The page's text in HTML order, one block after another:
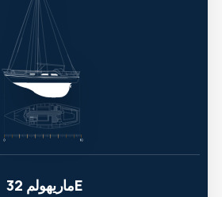
ماريهولم 32E